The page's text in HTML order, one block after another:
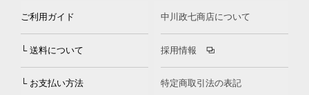
ご利用ガイド
└ 送料について
└ お支払い方法
中川政七商店について
採用情報
特定商取引法の表記